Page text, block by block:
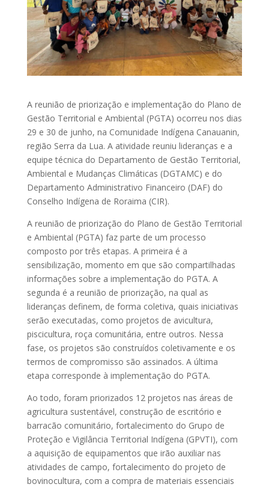
A reunião de priorização e implementação do Plano de
Gestão Territorial e Ambiental (PGTA) ocorreu nos dias
29 e 30 de junho, na Comunidade Indígena Canauanin,
região Serra da Lua. A atividade reuniu lideranças e a
equipe técnica do Departamento de Gestão Territorial,
Ambiental e Mudanças Climáticas (DGTAMC) e do
Departamento Administrativo Financeiro (DAF) do
Conselho Indígena de Roraima (CIR).
A reunião de priorização do Plano de Gestão Territorial
e Ambiental (PGTA) faz parte de um processo
composto por três etapas. A primeira é a
sensibilização, momento em que são compartilhadas
informações sobre a implementação do PGTA. A
segunda é a reunião de priorização, na qual as
lideranças definem, de forma coletiva, quais iniciativas
serão executadas, como projetos de avicultura,
piscicultura, roça comunitária, entre outros. Nessa
fase, os projetos são construídos coletivamente e os
termos de compromisso são assinados. A última
etapa corresponde à implementação do PGTA.
Ao todo, foram priorizados 12 projetos nas áreas de
agricultura sustentável, construção de escritório e
barracão comunitário, fortalecimento do Grupo de
Proteção e Vigilância Territorial Indígena (GPVTI), com
a aquisição de equipamentos que irão auxiliar nas
atividades de campo, fortalecimento do projeto de
bovinocultura, com a compra de materiais essenciais